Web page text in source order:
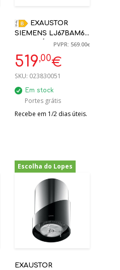
SIEMENS LJ67BAM60
INTEGRÁVEL 60CM
749M³/H PRETO C/
PAINEL VIDRO | 5
ANOS GARANTIA
PVPR: 569.00€
519,00€
SKU: 023830051
Em stock
Portes grátis
Recebe em 1/2 dias úteis.
Escolha do Lopes
-50%
EXAUSTOR